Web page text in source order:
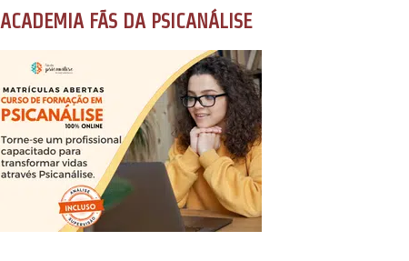
ACADEMIA FÃS DA PSICANÁLISE